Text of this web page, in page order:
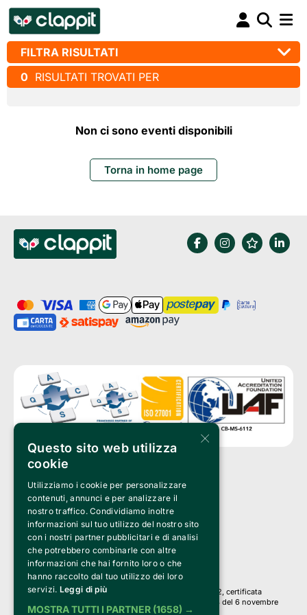
FILTRA RISULTATI
0 RISULTATI TROVATI PER
Non ci sono eventi disponibili
Torna in home page
Clappit è un marchio di proprietà di:
Bemils Srl
a Socio Unico
Via Fosse Ardeatine, 4 -20092 Cinisello Balsamo (MI)
PI 05589050961
Iscr. C.C.I.A.A. Milano R.E.A. 1833471
© 2010-2025 Bemils Srl - Tutti i diritti riservati
Credits:
Clappit è basato sulla piattaforma di biglietteria Belive 6.2, certificata
dall’Agenzia delle Entrate con protocollo n. 2025/445474 del 6 novembre
2025.
×
Questo sito web utilizza
cookie
Utilizziamo i cookie per personalizzare
contenuti, annunci e per analizzare il
nostro traffico. Condividiamo inoltre
informazioni sul tuo utilizzo del nostro sito
con i nostri partner pubblicitari e di analisi
che potrebbero combinarle con altre
informazioni che hai fornito loro o che
hanno raccolto dal tuo utilizzo dei loro
servizi. Leggi di più
MOSTRA TUTTI I PARTNER (1658) →